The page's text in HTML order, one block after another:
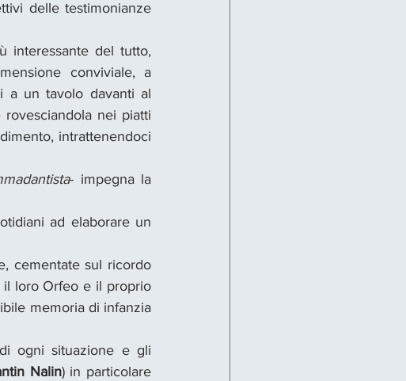
delle testimonianze
interessante del tutto,
conviviale, a
a un tavolo davanti al
nei piatti
intrattenendoci
- impegna la
ad elaborare un
cementate sul ricordo
il loro Orfeo e il proprio
memoria di infanzia
ogni situazione e gli
Nalin) in particolare